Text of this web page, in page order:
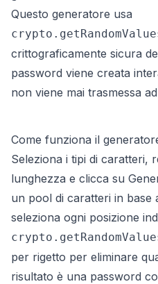
Questo generatore usa
crittograficamente sicura
password viene creata
non viene mai trasmessa
Come funziona il
Seleziona i tipi di caratteri,
lunghezza e clicca su
un pool di caratteri in base
seleziona ogni posizione
per rigetto per eliminare
risultato è una password